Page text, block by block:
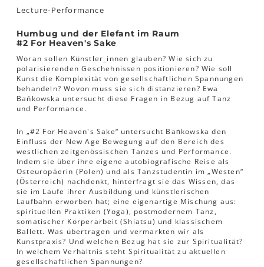
Lecture-Performance
Humbug und der Elefant im Raum
#2 For Heaven's Sake
Woran sollen Künstler_innen glauben? Wie sich zu
polarisierenden Geschehnissen positionieren? Wie soll
Kunst die Komplexität von gesellschaftlichen Spannungen
behandeln? Wovon muss sie sich distanzieren? Ewa
Bańkowska untersucht diese Fragen in Bezug auf Tanz
und Performance.
In „#2 For Heaven's Sake“ untersucht Baṅkowska den
Einfluss der New Age Bewegung auf den Bereich des
westlichen zeitgenössischen Tanzes und Performance.
Indem sie über ihre eigene autobiografische Reise als
Osteuropäerin (Polen) und als Tanzstudentin im „Westen“
(Österreich) nachdenkt, hinterfragt sie das Wissen, das
sie im Laufe ihrer Ausbildung und künstlerischen
Laufbahn erworben hat; eine eigenartige Mischung aus:
spirituellen Praktiken (Yoga), postmodernem Tanz,
somatischer Körperarbeit (Shiatsu) und klassischem
Ballett. Was übertragen und vermarkten wir als
Kunstpraxis? Und welchen Bezug hat sie zur Spiritualität?
In welchem Verhältnis steht Spiritualität zu aktuellen
gesellschaftlichen Spannungen?